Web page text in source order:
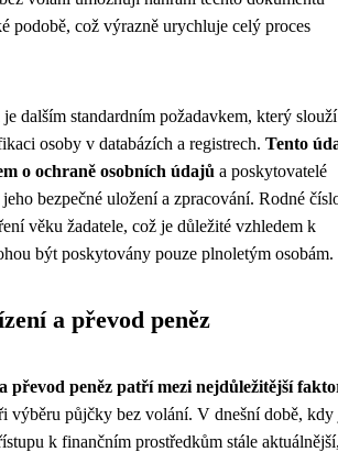
podobě, což výrazně urychluje celý proces
dalším standardním požadavkem, který
osoby v databázích a registrech. Tento
o ochraně osobních údajů a poskytovatelé
bezpečné uložení a zpracování. Rodné
věku žadatele, což je důležité vzhledem k
být poskytovány pouze plnoletým osobám.
a převod peněz
převod peněz patří mezi nejdůležitější
výběru půjčky bez volání. V dnešní době, kdy
k finančním prostředkům stále